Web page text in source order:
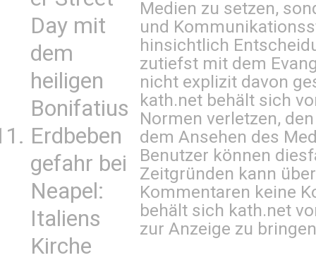
Day mit
dem
heiligen
Bonifatius
Erdbeben
gefahr bei
Neapel:
Italiens
Kirche
Medien zu setzen,
und
hinsichtlich
zutiefst mit dem
nicht explizit davon
kath.net behält sich
Normen verletzen,
dem Ansehen des
Benutzer können
Zeitgründen kann
Kommentaren keine
behält sich kath.net
zur Anzeige zu